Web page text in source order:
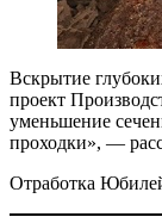
Вскрытие
проект
уменьшение
проходки», —
Отработка